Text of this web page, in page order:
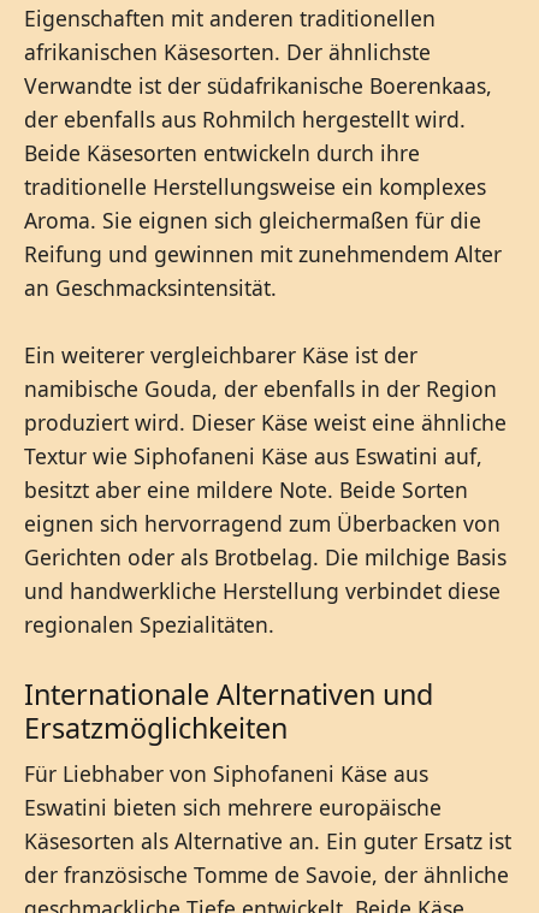
Eigenschaften mit anderen traditionellen
afrikanischen Käsesorten. Der ähnlichste
Verwandte ist der südafrikanische Boerenkaas,
der ebenfalls aus Rohmilch hergestellt wird.
Beide Käsesorten entwickeln durch ihre
traditionelle Herstellungsweise ein komplexes
Aroma. Sie eignen sich gleichermaßen für die
Reifung und gewinnen mit zunehmendem Alter
an Geschmacksintensität.
Ein weiterer vergleichbarer Käse ist der
namibische Gouda, der ebenfalls in der Region
produziert wird. Dieser Käse weist eine ähnliche
Textur wie Siphofaneni Käse aus Eswatini auf,
besitzt aber eine mildere Note. Beide Sorten
eignen sich hervorragend zum Überbacken von
Gerichten oder als Brotbelag. Die milchige Basis
und handwerkliche Herstellung verbindet diese
regionalen Spezialitäten.
Internationale Alternativen und
Ersatzmöglichkeiten
Für Liebhaber von Siphofaneni Käse aus
Eswatini bieten sich mehrere europäische
Käsesorten als Alternative an. Ein guter Ersatz ist
der französische Tomme de Savoie, der ähnliche